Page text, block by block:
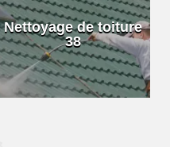
Nettoyage de toiture
38